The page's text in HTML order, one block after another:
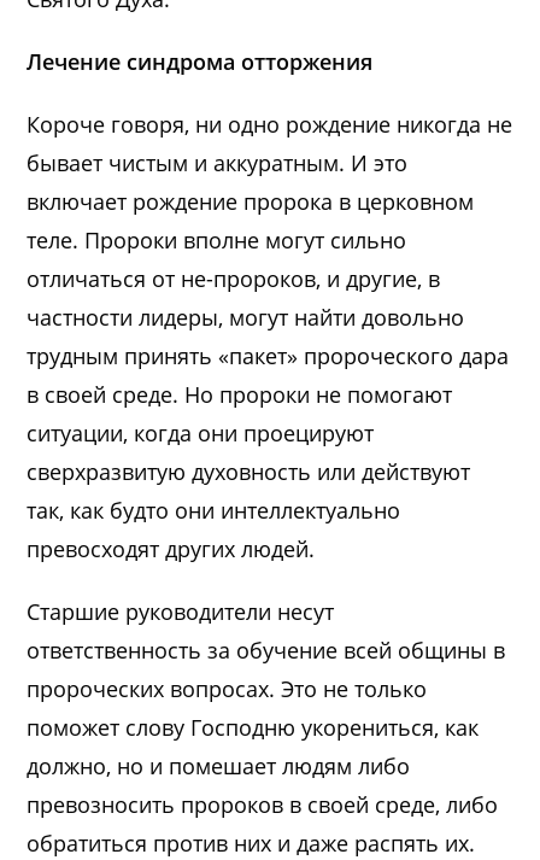
Лечение синдрома отторжения
Короче говоря, ни одно рождение никогда не
бывает чистым и аккуратным. И это
включает рождение пророка в церковном
теле. Пророки вполне могут сильно
отличаться от не-пророков, и другие, в
частности лидеры, могут найти довольно
трудным принять «пакет» пророческого дара
в своей среде. Но пророки не помогают
ситуации, когда они проецируют
сверхразвитую духовность или действуют
так, как будто они интеллектуально
превосходят других людей.
Старшие руководители несут
ответственность за обучение всей общины в
пророческих вопросах. Это не только
поможет слову Господню укорениться, как
должно, но и помешает людям либо
превозносить пророков в своей среде, либо
обратиться против них и даже распять их.